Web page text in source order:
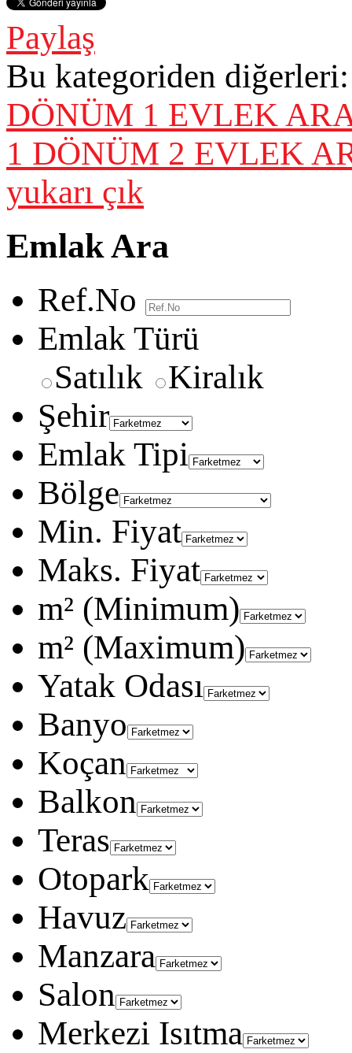
Paylaş
Bu kategoriden diğerleri:
DÖNÜM 1 EVLEK
1 DÖNÜM 2 EVLEK
yukarı çık
Emlak Ara
Ref.No
Emlak Türü
Satılık
Kiralık
Şehir
Emlak Tipi
Bölge
Min. Fiyat
Maks. Fiyat
m² (Minimum)
m² (Maximum)
Yatak Odası
Banyo
Koçan
Balkon
Teras
Otopark
Havuz
Manzara
Salon
Merkezi Isıtma